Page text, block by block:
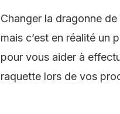
Changer la dragonne
mais c’est en réalité un
pour vous aider à
raquette lors de vos